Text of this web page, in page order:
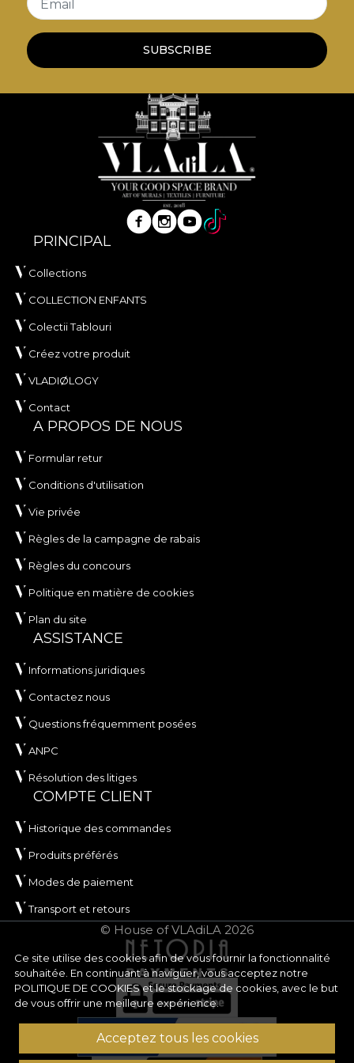
Ce site utilise des cookies afin de vous fournir la fonctionnalité
souhaitée. En continuant à naviguer, vous acceptez notre
POLITIQUE DE COOKIESet le stockage de cookies, avec le but
de vous offrir une meilleure expérience.
Acceptez tous les cookies
Email
SUBSCRIBE
PRINCIPAL
Collections
COLLECTION ENFANTS
Colectii Tablouri
Créez votre produit
VLADIØLOGY
Contact
A PROPOS DE NOUS
Formular retur
Conditions d'utilisation
Vie privée
Règles de la campagne de rabais
Règles du concours
Politique en matière de cookies
Plan du site
ASSISTANCE
Informations juridiques
Contactez nous
Questions fréquemment posées
ANPC
Résolution des litiges
COMPTE CLIENT
Historique des commandes
Produits préférés
Modes de paiement
Transport et retours
© House of VLAdiLA 2026